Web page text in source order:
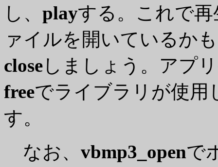
し、 playする。これで
ァイルを開いているか
closeしましょう。アプ
freeでライブラリが使用
す。
なお、 vbmp3_openで